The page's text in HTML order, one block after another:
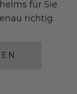
für Sie
richtig.